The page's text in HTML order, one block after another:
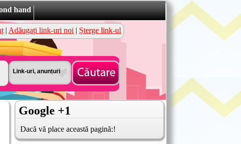
hand
| Adăugați link-uri noi | Șterge link-ul
Google +1
Dacă vă place această pagină:!